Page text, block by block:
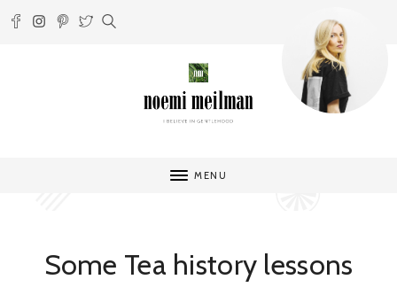
MENU
Some Tea history lessons